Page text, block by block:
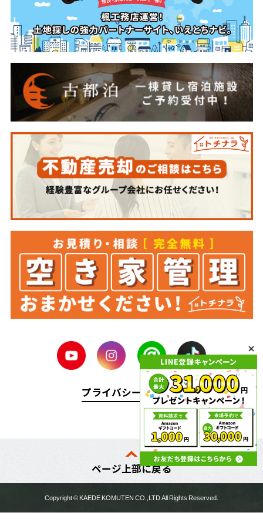
プライバシーポリシー
ページ上部に戻る
Copyright ©KAEDE KOMUTENCO.,LTD All Rights Reserved.